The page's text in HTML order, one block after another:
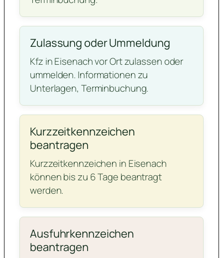
Zulassung oder Ummeldung
Kfz in Eisenach vor Ort zulassen oder
ummelden. Informationen zu
Unterlagen, Terminbuchung.
Kurzzeitkennzeichen
beantragen
Kurzzeitkennzeichen in Eisenach
können bis zu 6 Tage beantragt
werden.
Ausfuhrkennzeichen
beantragen